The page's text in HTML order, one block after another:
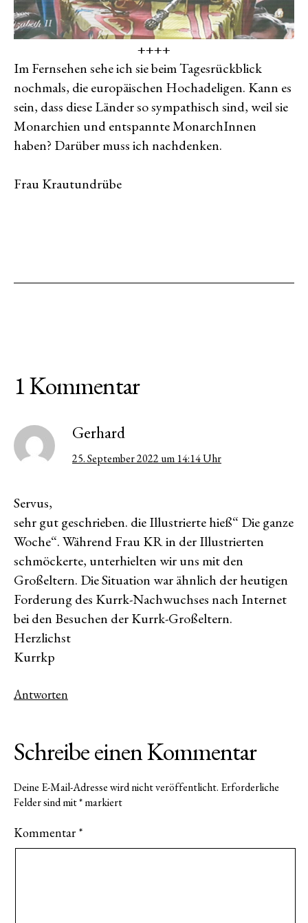
++++
Im Fernsehen sehe ich sie beim Tagesrückblick
nochmals, die europäischen Hochadeligen. Kann es
sein, dass diese Länder so sympathisch sind, weil sie
Monarchien und entspannte MonarchInnen
haben? Darüber muss ich nachdenken.
Frau Krautundrübe
1 Kommentar
Gerhard
25. September 2022 um 14:14 Uhr
Servus,
sehr gut geschrieben. die Illustrierte hieß“ Die ganze
Woche“. Während Frau KR in der Illustrierten
schmöckerte, unterhielten wir uns mit den
Großeltern. Die Situation war ähnlich der heutigen
Forderung des Kurrk-Nachwuchses nach Internet
bei den Besuchen der Kurrk-Großeltern.
Herzlichst
Kurrkp
Antworten
Schreibe einen Kommentar
Deine E-Mail-Adresse wird nicht veröffentlicht. Erforderliche
Felder sind mit*markiert
Kommentar *